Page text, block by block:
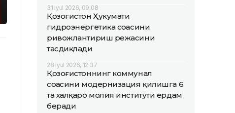
31 iyul 2026, 09:08
Қозоғистон Ҳукумати
гидроэнергетика соҳасини
ривожлантириш режасини
тасдиқлади
28 iyul 2026, 12:37
Қозоғистоннинг коммунал
соҳасини модернизация қилишга 6
та халқаро молия институти ёрдам
беради